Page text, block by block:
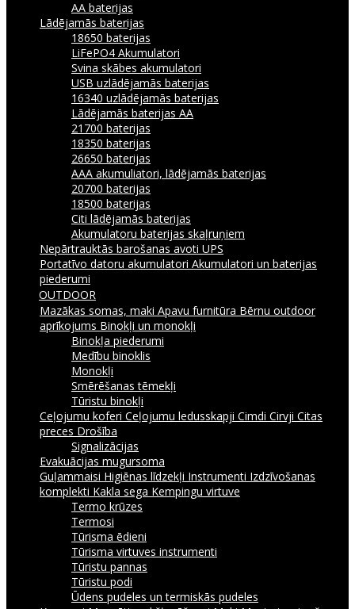
AA baterijas
Lādējamās baterijas
18650 baterijas
LiFePO4 Akumulatori
Svina skābes akumulatori
USB uzlādējamās baterijas
16340 uzlādējamās baterijas
Lādējamās baterijas AA
21700 baterijas
18350 baterijas
26650 baterijas
AAA akumuliatori, lādējamās baterijas
20700 baterijas
18500 baterijas
Citi lādējamās baterijas
Akumulatoru baterijas skaļruņiem
Nepārtrauktās barošanas avoti UPS
Portatīvo datoru akumulatori Akumulatori un baterijas
piederumi
OUTDOOR
Mazākas somas, maki Apavu furnitūra Bērnu outdoor
aprīkojums Binokļi un monokļi
Binokļa piederumi
Medību binoklis
Monokļi
Smērēšanas tēmekļi
Tūristu binokļi
Ceļojumu koferi Ceļojumu ledusskapji Cimdi Cirvji Citas
preces Drošība
Signalizācijas
Evakuācijas mugursoma
Guļammaisi Higiēnas līdzekļi Instrumenti Izdzīvošanas
komplekti Kakla sega Kempingu virtuve
Termo krūzes
Termosi
Tūrisma ēdieni
Tūrisma virtuves instrumenti
Tūristu pannas
Tūristu podi
Ūdens pudeles un termiskās pudeles